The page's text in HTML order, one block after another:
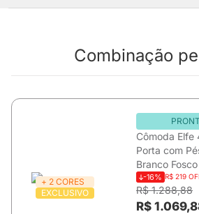
Combinação
+ 2 CORES
EXCLUSIVO
Cômoda Elfe
Porta com
Branco
-16% R$ 219
R$ 1.288,88
R$